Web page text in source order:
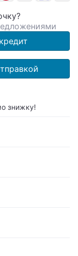
знижку!